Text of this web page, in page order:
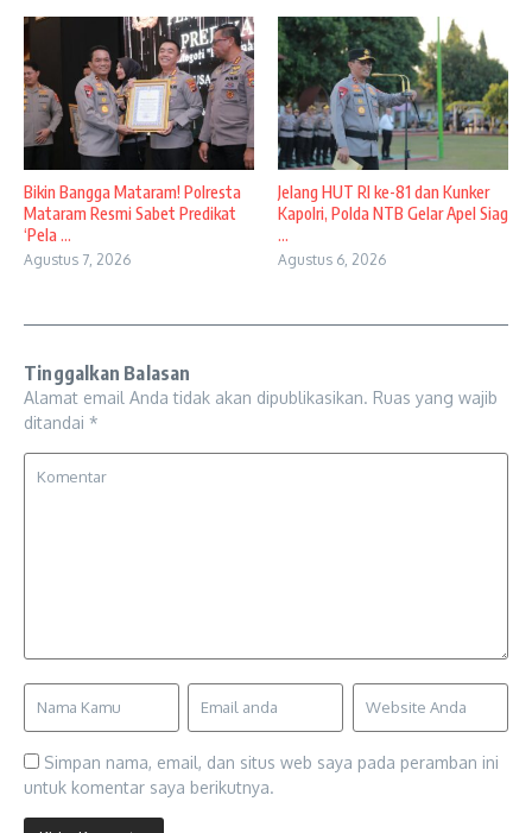
Bikin Bangga Mataram! Polresta
Mataram Resmi Sabet Predikat
‘Pela ...
Agustus 7, 2026
Jelang HUT RI ke-81 dan Kunker
Kapolri, Polda NTB Gelar Apel Siag
...
Agustus 6, 2026
Tinggalkan Balasan
Alamat email Anda tidak akan dipublikasikan. Ruas yang wajib
ditandai *
Simpan nama, email, dan situs web saya pada peramban ini
untuk komentar saya berikutnya.